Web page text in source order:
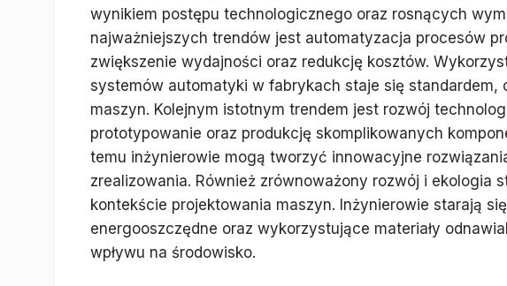
wynikiem postępu technologicznego oraz rosnących
najważniejszych trendów jest automatyzacja procesów
zwiększenie wydajności oraz redukcję kosztów.
systemów automatyki w fabrykach staje się standardem,
maszyn. Kolejnym istotnym trendem jest rozwój
prototypowanie oraz produkcję skomplikowanych
temu inżynierowie mogą tworzyć innowacyjne
zrealizowania. Również zrównoważony rozwój i ekologia
kontekście projektowania maszyn. Inżynierowie starają
energooszczędne oraz wykorzystujące materiały
wpływu na środowisko.